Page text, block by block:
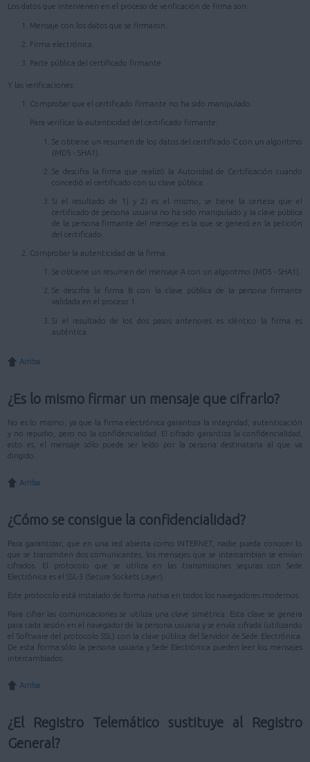
Los datos que intervienen en el proceso de verificación de firma son:
Mensaje con los datos que se firmaron.
Firma electrónica.
Parte pública del certificado firmante.
Y las verificaciones:
Comprobar que el certificado firmante no ha sido manipulado.
Para verificar la autenticidad del certificado firmante:
Se obtiene un resumen de los datos del certificado C con un algoritmo
(MD5 - SHA1).
Se descifra la firma que realizó la Autoridad de Certificación cuando
concedió el certificado con su clave pública.
Si el resultado de 1) y 2) es el mismo, se tiene la certeza que el
certificado de persona usuaria no ha sido manipulado y la clave pública
de la persona firmante del mensaje es la que se generó en la petición
del certificado.
Comprobar la autenticidad de la firma.
Se obtiene un resumen del mensaje A con un algoritmo (MD5 - SHA1).
Se descifra la firma B con la clave pública de la persona firmante
validada en el proceso 1.
Si el resultado de los dos pasos anteriores es idéntico la firma es
auténtica.
Arriba
¿Es lo mismo firmar un mensaje que cifrarlo?
No es lo mismo, ya que la firma electrónica garantiza la integridad, autenticación
y no repudio, pero no la confidencialidad. El cifrado garantiza la confidencialidad,
esto es, el mensaje sólo puede ser leído por la persona destinataria al que va
dirigido.
Arriba
¿Cómo se consigue la confidencialidad?
Para garantizar, que en una red abierta como INTERNET, nadie pueda conocer lo
que se transmiten dos comunicantes, los mensajes que se intercambian se envían
cifrados. El protocolo que se utiliza en las transmisiones seguras con Sede
Electrónica es el SSL-3 (Secure Sockets Layer).
Este protocolo está instalado de forma nativa en todos los navegadores modernos.
Para cifrar las comunicaciones se utiliza una clave simétrica. Esta clave se genera
para cada sesión en el navegador de la persona usuaria y se envía cifrada (utilizando
el Software del protocolo SSL) con la clave pública del Servidor de Sede Electrónica.
De esta forma sólo la persona usuaria y Sede Electrónica pueden leer los mensajes
intercambiados.
Arriba
¿El Registro Telemático sustituye al Registro
General?